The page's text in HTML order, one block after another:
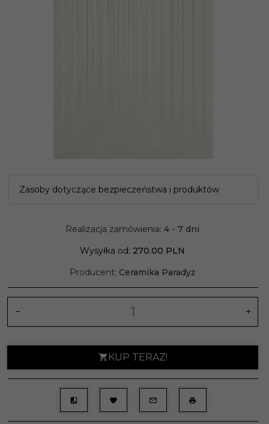
Zasoby dotyczące bezpieczeństwa i produktów
Realizacja zamówienia: 4 - 7 dni
Wysyłka od: 270.00 PLN
Producent: Ceramika Paradyż
KUP TERAZ!